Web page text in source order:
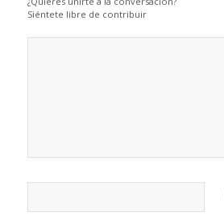
Siéntete libre de contribuir